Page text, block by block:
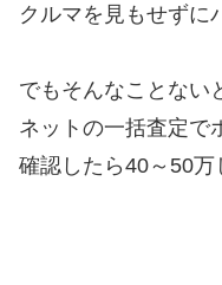
クルマを見もせずに
でもそんなことない
ネットの一括査定で
確認したら40～50万